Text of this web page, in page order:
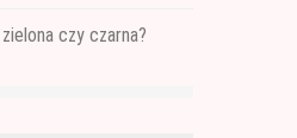
czy czarna?